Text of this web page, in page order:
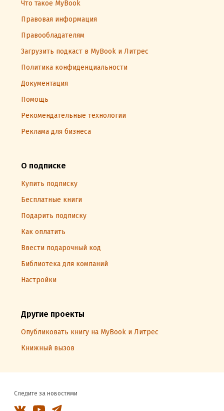
Что такое MyBook
Правовая информация
Правообладателям
Загрузить подкаст в MyBook и Литрес
Политика конфиденциальности
Документация
Помощь
Рекомендательные технологии
Реклама для бизнеса
О подписке
Купить подписку
Бесплатные книги
Подарить подписку
Как оплатить
Ввести подарочный код
Библиотека для компаний
Настройки
Другие проекты
Опубликовать книгу на MyBook и Литрес
Книжный вызов
Следите за новостями